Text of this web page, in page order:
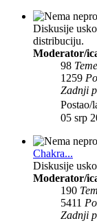
Diskusije
distribuciju.
Moderator/
98 Teme
1259
Zadnji
Postao/
05 srp
Chakra...
Diskusije
Moderator/
190
5411
Zadnji